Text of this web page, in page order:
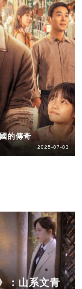
的傳奇
2025-07-03
：山系文青